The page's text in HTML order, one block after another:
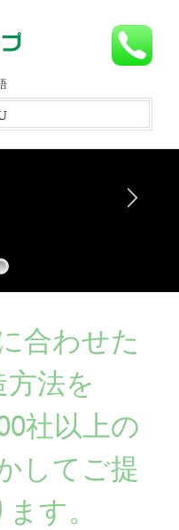
!
合わせた
法を
社以上の
してご提
す。